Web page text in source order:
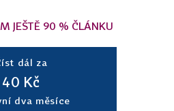
JEŠTĚ 90 % ČLÁNKU
dál za
40 Kč
dva měsíce